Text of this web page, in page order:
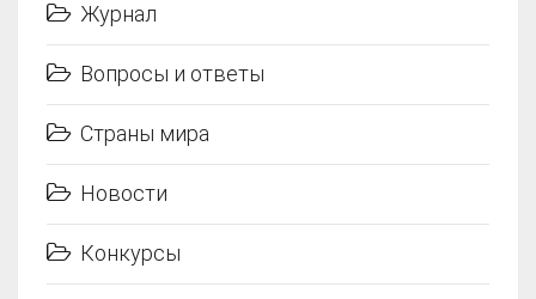
Журнал
Вопросы и ответы
Страны мира
Новости
Конкурсы